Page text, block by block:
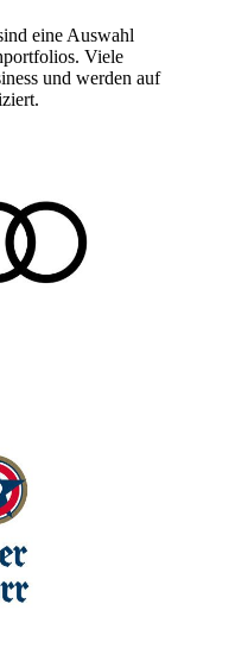
eine Auswahl
Viele
und werden auf